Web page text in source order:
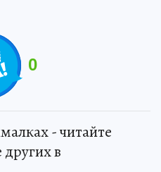
0
- читайте
в